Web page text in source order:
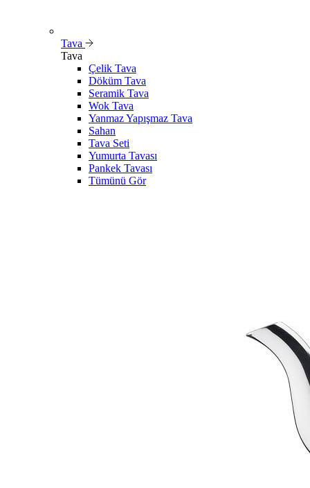
Tava
Tava
Çelik Tava
Döküm Tava
Seramik Tava
Wok Tava
Yanmaz Yapışmaz Tava
Sahan
Tava Seti
Yumurta Tavası
Pankek Tavası
Tümünü Gör